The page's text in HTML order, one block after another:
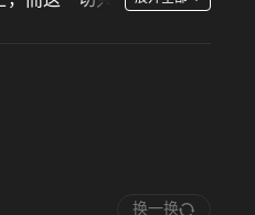
换一换